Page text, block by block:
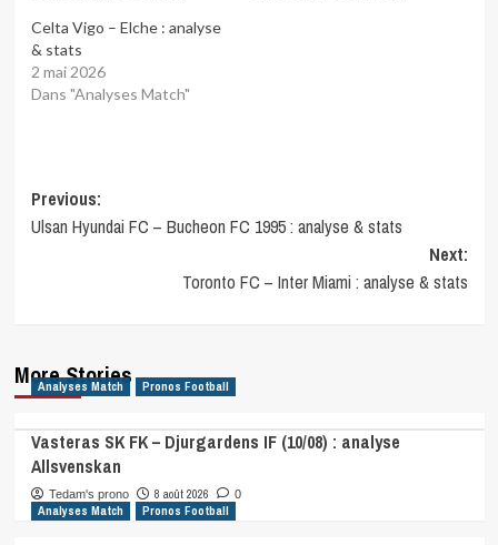
Celta Vigo – Elche : analyse
& stats
2 mai 2026
Dans "Analyses Match"
Post
navigation
Previous:
Ulsan Hyundai FC – Bucheon FC 1995 : analyse & stats
Next:
Toronto FC – Inter Miami : analyse & stats
More Stories
Analyses Match Pronos Football
Vasteras SK FK – Djurgardens IF (10/08) : analyse
Allsvenskan
Tedam's prono 8 août 2026 0
Analyses Match Pronos Football